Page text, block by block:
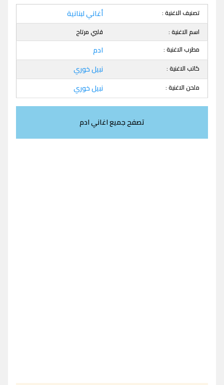
تصنيف الاغنية : أغاني لبنانية
اسم الاغنية :
قلبي مرتاح
مطرب الاغنية :
ادم
كاتب الاغنية : نبيل خوري
ملحن الاغنية : نبيل خوري
تصفح جميع اغاني ادم